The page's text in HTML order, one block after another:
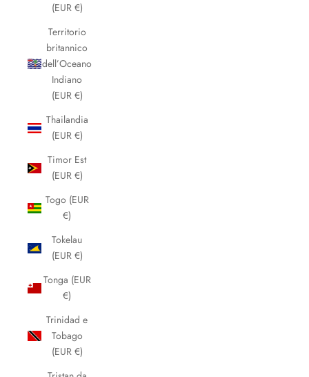
(EUR €)
Territorio
britannico
dell’Oceano
Indiano
(EUR €)
Thailandia
(EUR €)
Timor Est
(EUR €)
Togo (EUR
€)
Tokelau
(EUR €)
Tonga (EUR
€)
Trinidad e
Tobago
(EUR €)